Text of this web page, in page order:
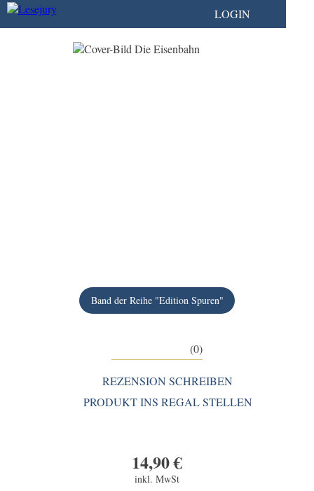
LOGIN
Band der Reihe "Edition Spuren"
(0)
REZENSION SCHREIBEN
PRODUKT INS REGAL STELLEN
14,90€
inkl. MwSt